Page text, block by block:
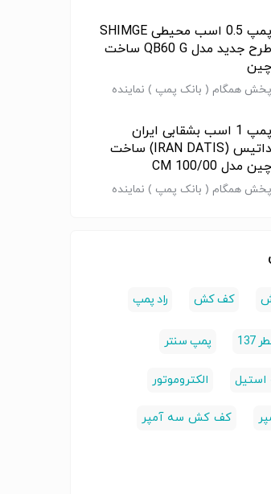
منبع 40لیتری
تا150 لیتری منبع
, پمپ سنتر
پمپ 0.5 اسب محیطی SHIMGE
طرح جدید مدل QB60 G ساخت
پخش همگام ( بانک پمپ ) نماینده
پمپ 1 اسب بشقابی ایران
داتیس (IRAN DATIS) ساخت
چین مدل CM 100/00
پخش همگام ( بانک پمپ ) نماینده
کف کش راد پمپ
پمپ سنتر
الکتروموتور
کف کش سه آمپر